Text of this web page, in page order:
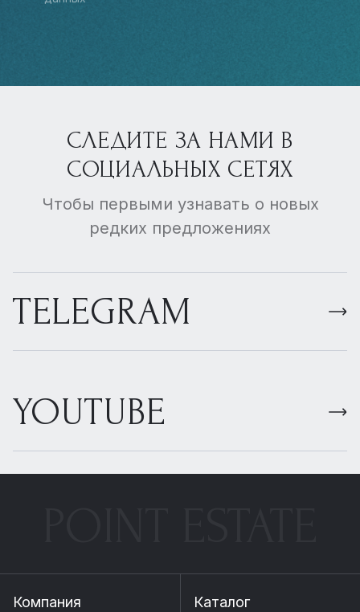
СЛЕДИТЕ ЗА НАМИ В
СОЦИАЛЬНЫХ СЕТЯХ
Чтобы первыми узнавать о новых
редких предложениях
TELEGRAM
YOUTUBE
Компания Каталог